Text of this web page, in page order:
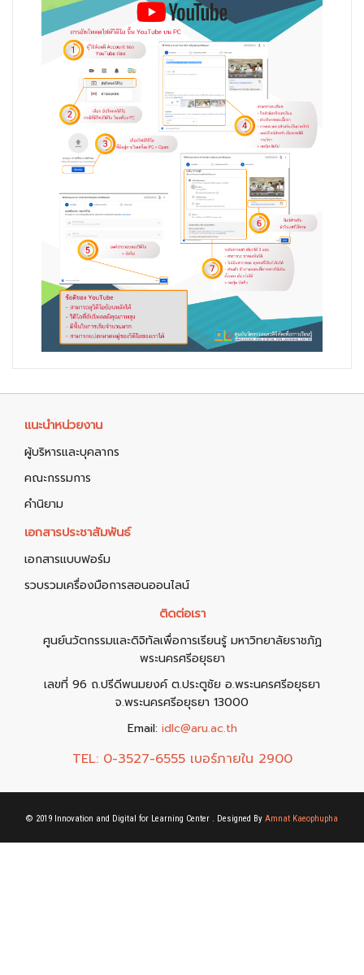
แนะนำหน่วยงาน
ผู้บริหารและบุคลากร
คณะกรรมการ
คำนิยาม
เอกสารประชาสัมพันธ์
เอกสารแบบฟอร์ม
รวบรวมเครื่องมือการสอนออนไลน์
ติดต่อเรา
ศูนย์นวัตกรรมและดิจิทัลเพื่อการเรียนรู้ มหาวิทยาลัยราชภัฏ
พระนครศรีอยุธยา
เลขที่ 96 ถ.ปรีดีพนมยงค์ ต.ประตูชัย อ.พระนครศรีอยุธยา
จ.พระนครศรีอยุธยา 13000
Email: idlc@aru.ac.th
TEL: 0-3527-6555 เบอร์ภายใน 2900
© 2019 Innovation and Digital for Learning Center . Designed By Amnat Kaeophupha